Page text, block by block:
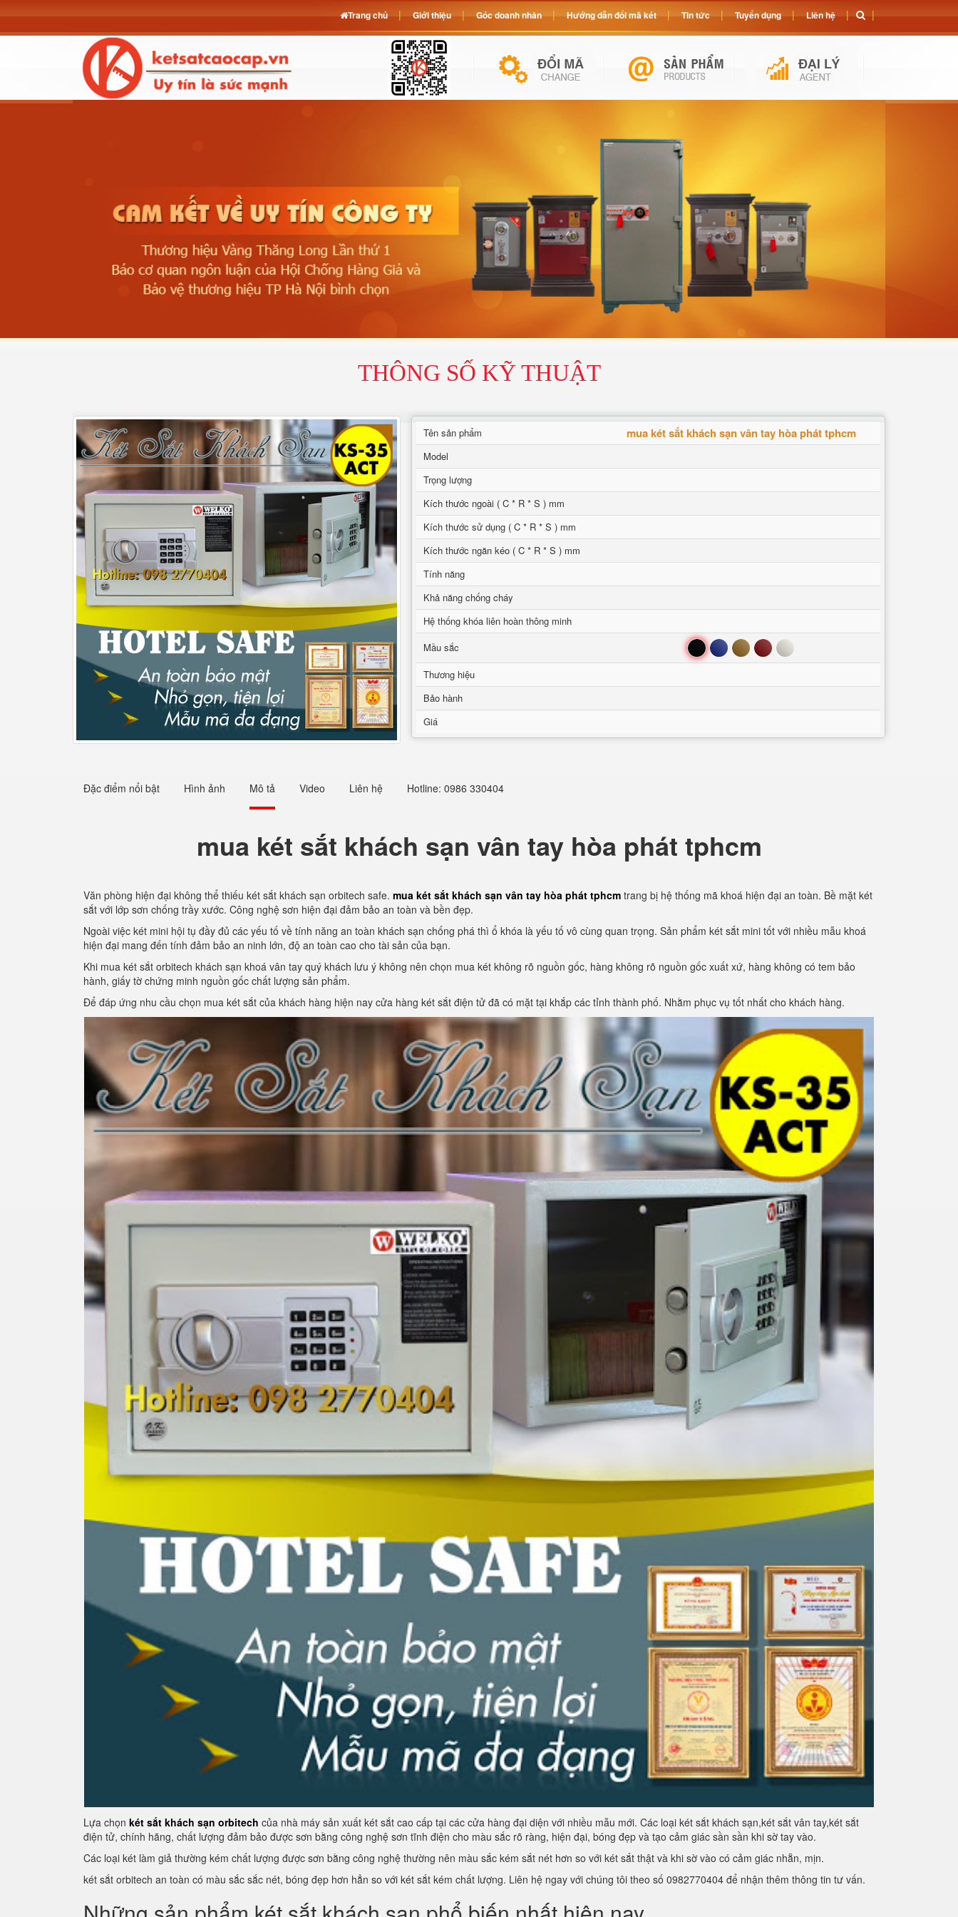
THÔNG SỐ KỸ THUẬT
Tên sản phẩm mua két sắt khách sạn vân tay hòa phát tphcm
Model
Trọng lượng
Kích thước ngoài ( C * R * S ) mm
Kích thước sử dụng ( C * R * S ) mm
Kích thước ngăn kéo ( C * R * S ) mm
Tính năng
Khả năng chống cháy
Hệ thống khóa liên hoàn thông minh
Mầu sắc
Đen Xanh Nâu Đỏ Trắng
Thương hiệu
Bảo hành
Giá
Đặc điểm nổi bật Hình ảnh Mô tả Video Liên hệ Hotline: 0986 330404
mua két sắt khách sạn vân tay hòa phát tphcm
Văn phòng hiện đại không thể thiếu két sắt khách sạn orbitech safe. mua két sắt khách sạn vân tay hòa phát tphcm trang bị hệ thống mã khoá hiện đại an toàn. Bề mặt két
sắt với lớp sơn chống trầy xước. Công nghệ sơn hiện đại đảm bảo an toàn và bền đẹp.
Ngoài việc két mini hội tụ đầy đủ các yếu tố về tính năng an toàn khách sạn chống phá thì ổ khóa là yếu tố vô cùng quan trọng. Sản phẩm két sắt mini tốt với nhiều mẫu khoá
hiện đại mang đến tính đảm bảo an ninh lớn, độ an toàn cao cho tài sản của bạn.
Khi mua két sắt orbitech khách sạn khoá vân tay quý khách lưu ý không nên chọn mua két không rõ nguồn gốc, hàng không rõ nguồn gốc xuất xứ, hàng không có tem bảo
hành, giấy tờ chứng minh nguồn gốc chất lượng sản phẩm.
Để đáp ứng nhu cầu chọn mua két sắt của khách hàng hiện nay cửa hàng két sắt điện tử đã có mặt tại khắp các tỉnh thành phố. Nhằm phục vụ tốt nhất cho khách hàng.
Lựa chọn két sắt khách sạn orbitech của nhà máy sản xuất két sắt cao cấp tại các cửa hàng đại diện với nhiều mẫu mới. Các loại két sắt khách sạn,két sắt vân tay,két sắt
điện tử, chính hãng, chất lượng đảm bảo được sơn bằng công nghệ sơn tĩnh điện cho màu sắc rõ ràng, hiện đại, bóng đẹp và tạo cảm giác sần sần khi sờ tay vào.
Các loại két làm giả thường kém chất lượng được sơn bằng công nghệ thường nên màu sắc kém sắt nét hơn so với két sắt thật và khi sờ vào có cảm giác nhẵn, mịn.
két sắt orbitech an toàn có màu sắc sắc nét, bóng đẹp hơn hẳn so với két sắt kém chất lượng. Liên hệ ngay với chúng tôi theo số 0982770404 để nhận thêm thông tin tư vấn.
Trang chủ Giới thiệu Góc doanh nhân Hướng dẫn đổi mã két Tin tức Tuyển dụng Liên hệ